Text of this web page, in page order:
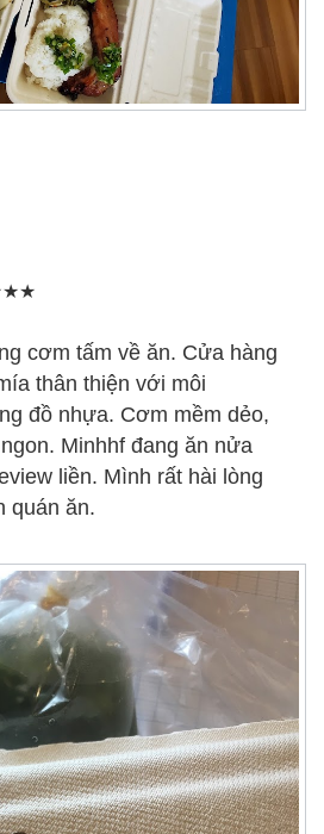
cơm tấm về ăn. Cửa hàng
thân thiện với môi
đồ nhựa. Cơm mềm dẻo,
Minhhf đang ăn nửa
liền. Mình rất hài lòng
quán ăn.